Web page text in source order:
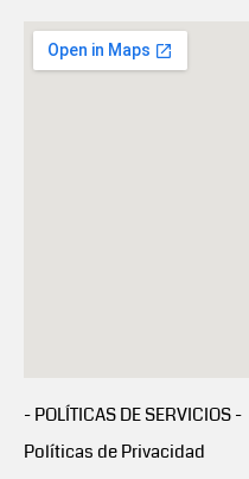
- POLÍTICAS DE SERVICIOS -
Políticas de Privacidad